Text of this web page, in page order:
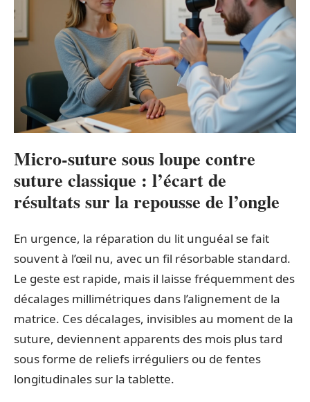
Micro-suture sous loupe contre
suture classique : l’écart de
résultats sur la repousse de l’ongle
En urgence, la réparation du lit unguéal se fait
souvent à l’œil nu, avec un fil résorbable standard.
Le geste est rapide, mais il laisse fréquemment des
décalages millimétriques dans l’alignement de la
matrice. Ces décalages, invisibles au moment de la
suture, deviennent apparents des mois plus tard
sous forme de reliefs irréguliers ou de fentes
longitudinales sur la tablette.